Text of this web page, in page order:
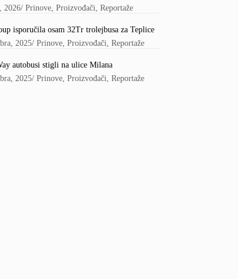
2026/Prinove,Proizvođači,Reportaže
isporučila osam 32Tr trolejbusa za Teplice
2025/Prinove,Proizvođači,Reportaže
autobusi stigli na ulice Milana
2025/Prinove,Proizvođači,Reportaže